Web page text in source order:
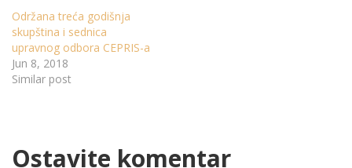
Održana treća godišnja
skupština i sednica
upravnog odbora CEPRIS-a
Jun 8, 2018
Similar post
Ostavite komentar